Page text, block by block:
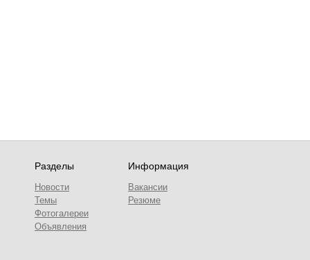
Разделы
Новости
Темы
Фотогалереи
Объявления
Информация
Вакансии
Резюме